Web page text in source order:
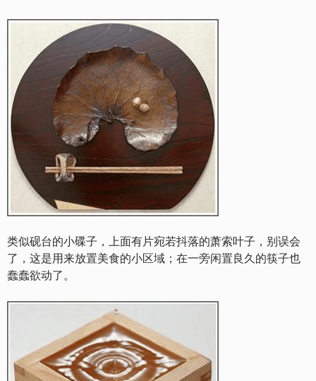
类似砚台的小碟子，上面有片宛若抖落的萧索叶子，别误会
了，这是用来放置美食的小区域；在一旁闲置良久的筷子也
蠢蠢欲动了。